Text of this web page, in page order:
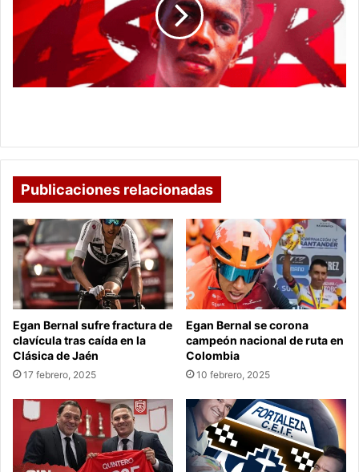
en
el
empate
entre
Girona
Publicaciones relacionadas
Egan Bernal sufre fractura de
clavícula tras caída en la
Clásica de Jaén
17 febrero, 2025
Egan Bernal se corona
campeón nacional de ruta en
Colombia
10 febrero, 2025